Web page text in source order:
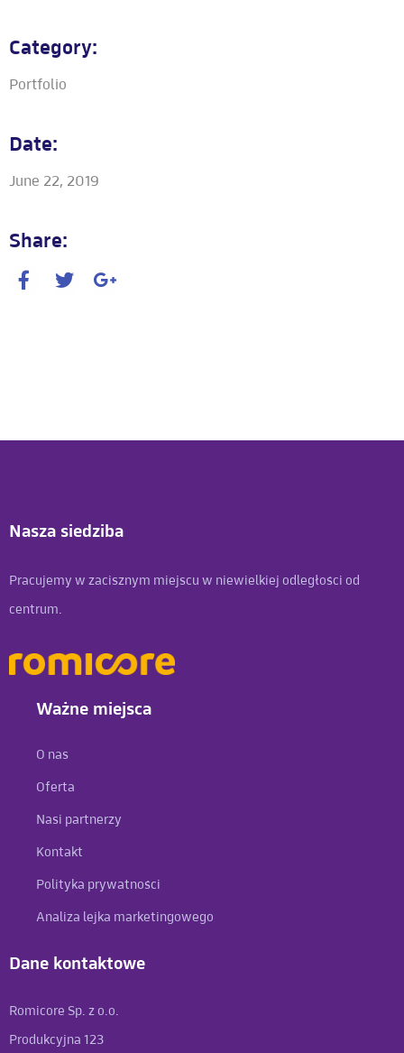
Category:
Portfolio
Date:
June 22, 2019
Share:
Nasza siedziba
Pracujemy w zacisznym miejscu w niewielkiej odległości od
centrum.
Ważne miejsca
O nas
Oferta
Nasi partnerzy
Kontakt
Polityka prywatności
Analiza lejka marketingowego
Dane kontaktowe
Romicore Sp. z o.o.
Produkcyjna 123